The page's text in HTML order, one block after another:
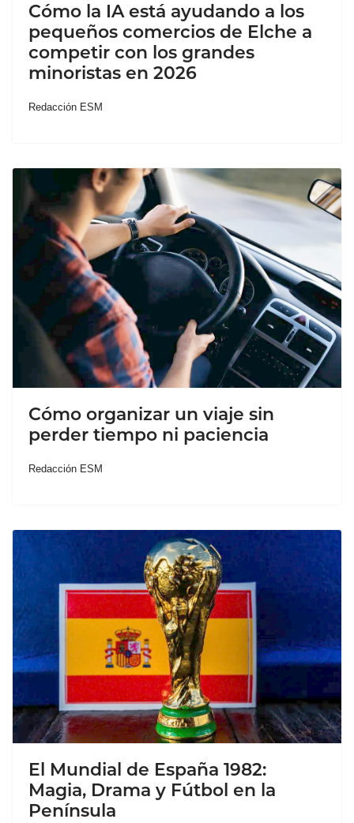
Cómo la IA está ayudando a los
pequeños comercios de Elche a
competir con los grandes
minoristas en 2026
Redacción ESM
Cómo organizar un viaje sin
perder tiempo ni paciencia
Redacción ESM
El Mundial de España 1982:
Magia, Drama y Fútbol en la
Península